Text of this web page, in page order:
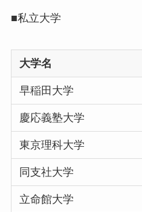
■私立大学
大学名
早稲田大学
慶応義塾大学
東京理科大学
同支社大学
立命館大学